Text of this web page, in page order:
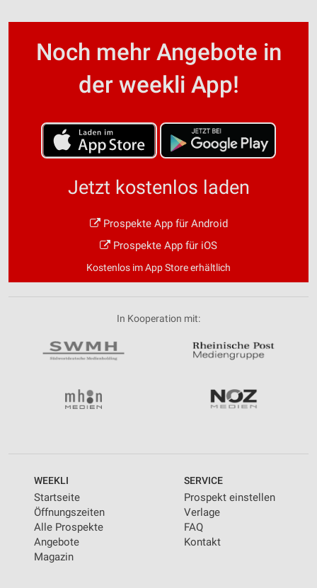
Noch mehr Angebote in
der weekli App!
Jetzt kostenlos laden
Prospekte App für Android
Prospekte App für iOS
Kostenlos im App Store erhältlich
In Kooperation mit:
WEEKLI
Startseite
Öffnungszeiten
Alle Prospekte
Angebote
Magazin
SERVICE
Prospekt einstellen
Verlage
FAQ
Kontakt